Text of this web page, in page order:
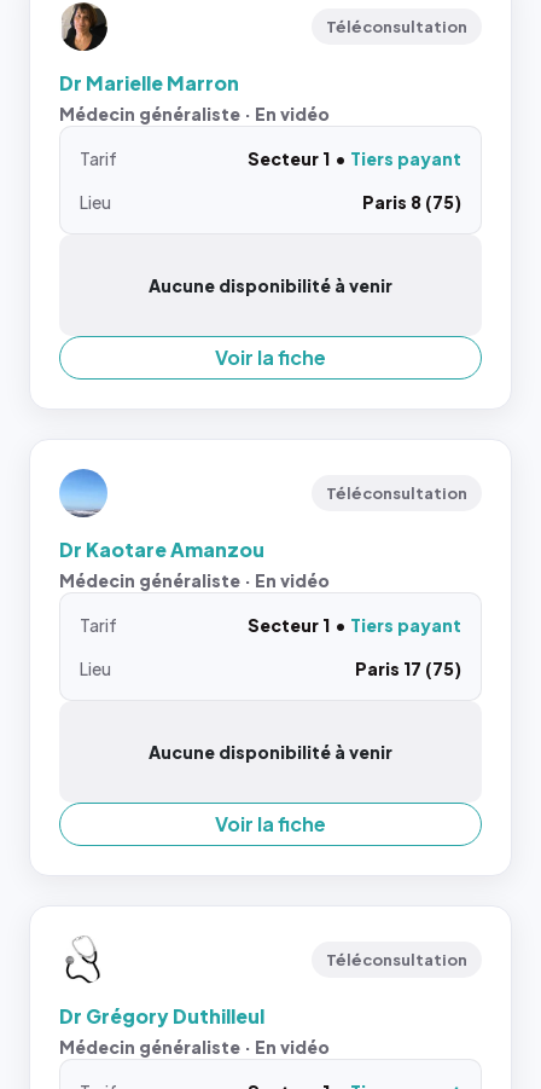
Téléconsultation
Dr Marielle Marron
Médecin généraliste · En vidéo
Tarif Secteur 1
Tiers payant
Lieu
Paris 8 (75)
Aucune disponibilité à venir
Voir la fiche
Téléconsultation
Dr Kaotare Amanzou
Médecin généraliste · En vidéo
Tarif Secteur 1
Tiers payant
Lieu
Paris 17 (75)
Aucune disponibilité à venir
Voir la fiche
Téléconsultation
Dr Grégory Duthilleul
Médecin généraliste · En vidéo